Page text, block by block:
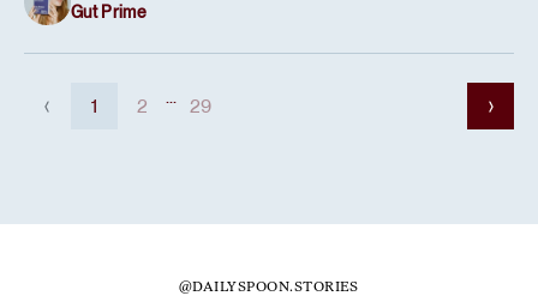
Gut Prime
1 2 ... 29
@DAILYSPOON.STORIES